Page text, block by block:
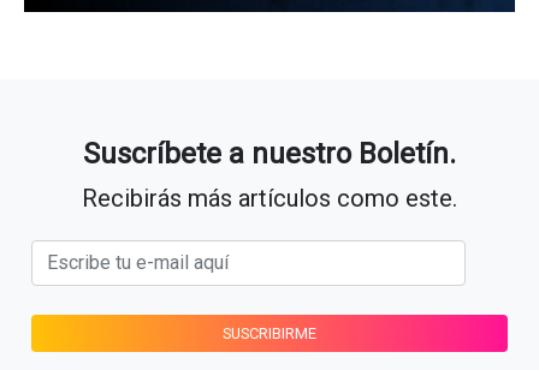
Suscríbete a nuestro Boletín.
Recibirás más artículos como este.